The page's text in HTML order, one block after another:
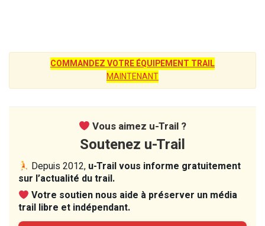
COMMANDEZ VOTRE ÉQUIPEMENT TRAIL
MAINTENANT
Vous aimez u-Trail ?
Soutenez u-Trail
Depuis 2012, u-Trail vous informe gratuitement
sur l’actualité du trail.
Votre soutien nous aide à préserver un média
trail libre et indépendant.